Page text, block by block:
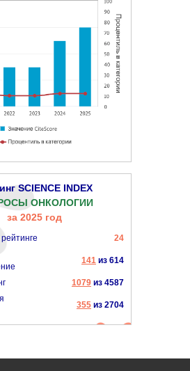
SCIENCE INDEX
ОНКОЛОГИИ
за 2025 год
24
141из 614
1079из 4587
355из 2704